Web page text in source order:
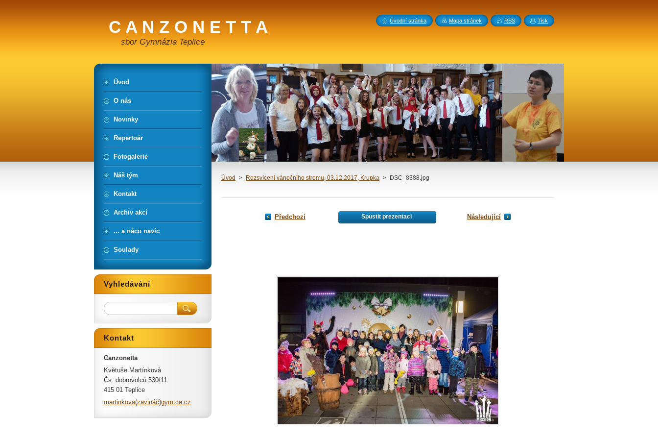
C A N Z O N E T T A
sbor Gymnázia Teplice
Úvod > Rozsvícení vánočního stromu, 03.12.2017, Krupka > DSC_8388.jpg
Předchozí Spustit prezentaci Následující
Úvod
O nás
Novinky
Repertoár
Fotogalerie
Náš tým
Kontakt
Archiv akcí
... a něco navíc
Soulady
Vyhledávání
Kontakt
Canzonetta
Květuše Martínková
Čs. dobrovolců 530/11
415 01 Teplice
martinkova(zavináč)gymtce.cz
Úvodní stránka Mapa stránek RSS Tisk